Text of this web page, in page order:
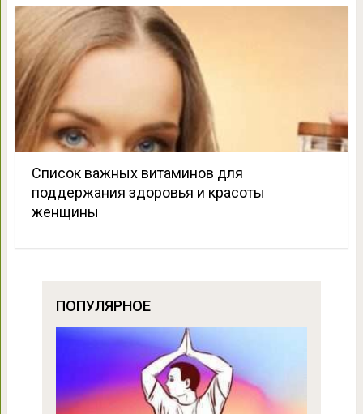
Список важных витаминов для
поддержания здоровья и красоты
женщины
ПОПУЛЯРНОЕ